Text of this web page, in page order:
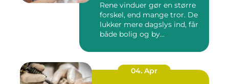
Rene vinduer gør en større
forskel, end mange tror. De
lukker mere dagslys ind, får
både bolig og by...
04. Apr